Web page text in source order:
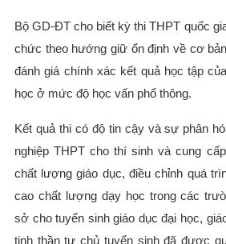
Bộ GD-ĐT cho biết kỳ thi THPT quốc
chức theo hướng giữ ổn định về cơ
đánh giá chính xác kết quả học tập
học ở mức độ học vấn phổ thông.
Kết quả thi có độ tin cậy và sự phân
nghiệp THPT cho thí sinh và cung
chất lượng giáo dục, điều chỉnh quá
cao chất lượng dạy học trong các
sở cho tuyển sinh giáo dục đại học,
tinh thần tự chủ tuyển sinh đã được